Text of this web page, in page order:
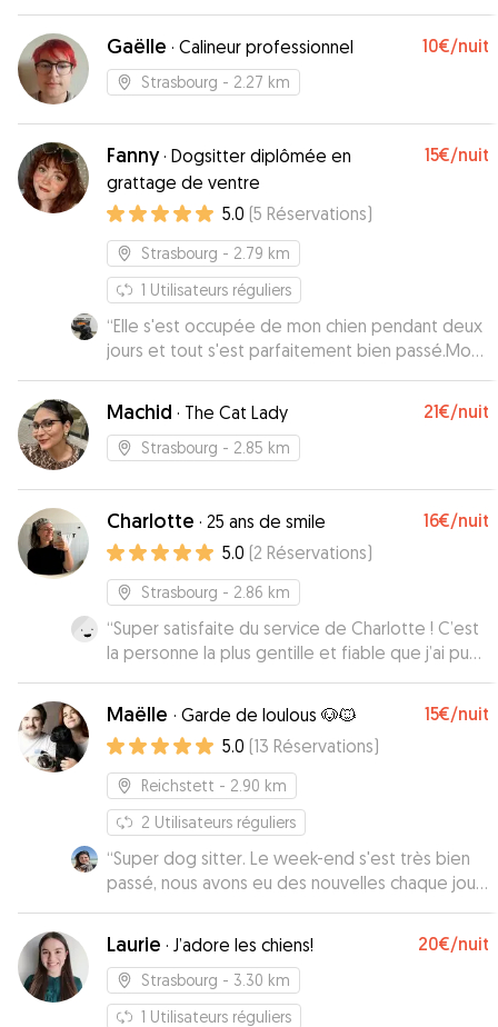
Gaëlle · Calineur professionnel 10€/nuit
Strasbourg - 2.27 km
Fanny· Dogsitter diplômée en
grattage de ventre
15€/nuit
5.0 (5 Réservations)
Strasbourg - 2.79 km
1 Utilisateurs réguliers
“Elle s'est occupée de mon chien pendant deux
jours et tout s'est parfaitement bien passé.Mon
chien est rentré heureux et en pleine forme !
Nous reviendrons vers elle sans hésiter pour nos
prochaines absences. Merci encore!
Machid · The Cat Lady 21€/nuit
Strasbourg - 2.85 km
Charlotte · 25 ans de smile 16€/nuit
5.0 (2 Réservations)
Strasbourg - 2.86 km
“Super satisfaite du service de Charlotte ! C’est
la personne la plus gentille et fiable que j’ai pu
trouver pour mon chien Uini. Elle a été très
réactive tout au long, avec une excellente
communication, et elle m’a envoyé des photos
et vidéos. Je recommande fortement ! Je lui
confierai sûrement mon chien pour les
prochaines fois.”
Maëlle · Garde de loulous 🐶🐱 15€/nuit
5.0 (13 Réservations)
Reichstett - 2.90 km
2 Utilisateurs réguliers
“Super dog sitter. Le week-end s'est très bien
passé, nous avons eu des nouvelles chaque jour,
à été très souple dans les horaires de dépôt et
de récupération. Je recommande vivement
Maëlle.
Laurie · J’adore les chiens! 20€/nuit
Strasbourg - 3.30 km
1 Utilisateurs réguliers